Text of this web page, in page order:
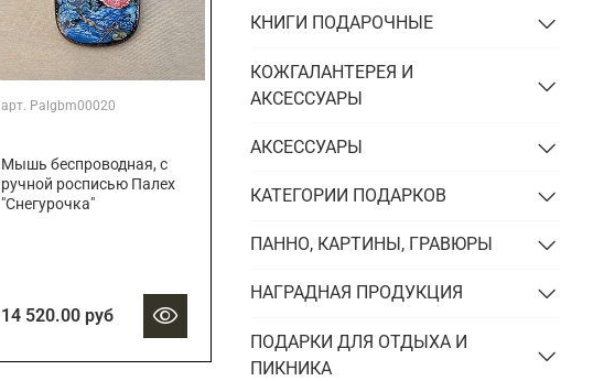
арт. Palgbm00020
Мышь беспроводная, с
ручной росписью Палех
"Снегурочка"
14 520.00 руб
КНИГИ ПОДАРОЧНЫЕ
КОЖГАЛАНТЕРЕЯ И
АКСЕССУАРЫ
АКСЕССУАРЫ
КАТЕГОРИИ ПОДАРКОВ
ПАННО, КАРТИНЫ, ГРАВЮРЫ
НАГРАДНАЯ ПРОДУКЦИЯ
ПОДАРКИ ДЛЯ ОТДЫХА И
ПИКНИКА